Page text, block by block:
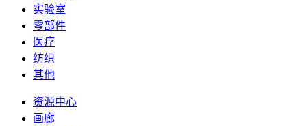
实验室
零部件
医疗
纺织
其他
资源中心
画廊